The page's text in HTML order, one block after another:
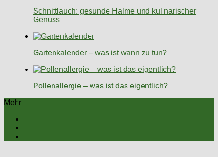
Schnittlauch: gesunde Halme und kulinarischer
Genuss
Gartenkalender – was ist wann zu tun?
Pollenallergie – was ist das eigentlich?
Mehr